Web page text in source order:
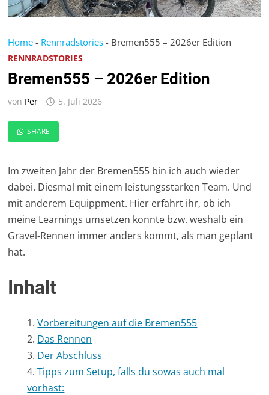
Home - Rennradstories - Bremen555 – 2026er Edition
RENNRADSTORIES
Bremen555 – 2026er Edition
von Per 5. Juli 2026
SHARE
Im zweiten Jahr der Bremen555 bin ich auch wieder
dabei. Diesmal mit einem leistungsstarken Team. Und
mit anderem Equippment. Hier erfahrt ihr, ob ich
meine Learnings umsetzen konnte bzw. weshalb ein
Gravel-Rennen immer anders kommt, als man geplant
hat.
Inhalt
Vorbereitungen auf die Bremen555
Das Rennen
Der Abschluss
Tipps zum Setup, falls du sowas auch mal
vorhast: